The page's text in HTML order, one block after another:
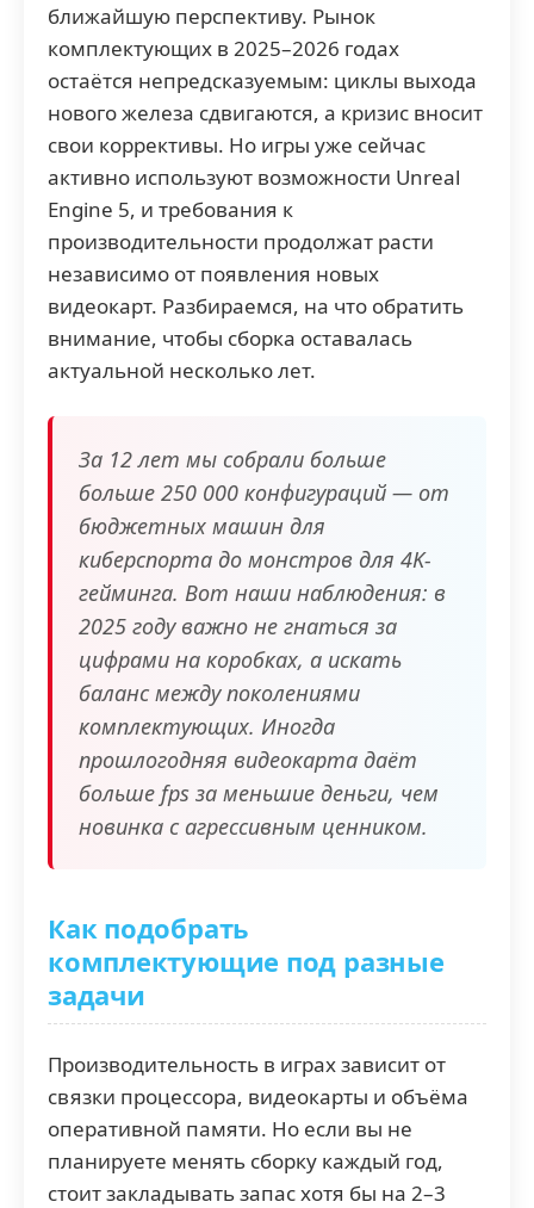
ближайшую перспективу. Рынок
комплектующих в 2025–2026 годах
остаётся непредсказуемым: циклы выхода
нового железа сдвигаются, а кризис вносит
свои коррективы. Но игры уже сейчас
активно используют возможности Unreal
Engine 5, и требования к
производительности продолжат расти
независимо от появления новых
видеокарт. Разбираемся, на что обратить
внимание, чтобы сборка оставалась
актуальной несколько лет.
За 12 лет мы собрали больше
больше 250 000 конфигураций — от
бюджетных машин для
киберспорта до монстров для 4K-
гейминга. Вот наши наблюдения: в
2025 году важно не гнаться за
цифрами на коробках, а искать
баланс между поколениями
комплектующих. Иногда
прошлогодняя видеокарта даёт
больше fps за меньшие деньги, чем
новинка с агрессивным ценником.
Как подобрать
комплектующие под разные
задачи
Производительность в играх зависит от
связки процессора, видеокарты и объёма
оперативной памяти. Но если вы не
планируете менять сборку каждый год,
стоит закладывать запас хотя бы на 2–3